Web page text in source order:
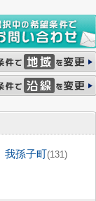
我孫子町(131)